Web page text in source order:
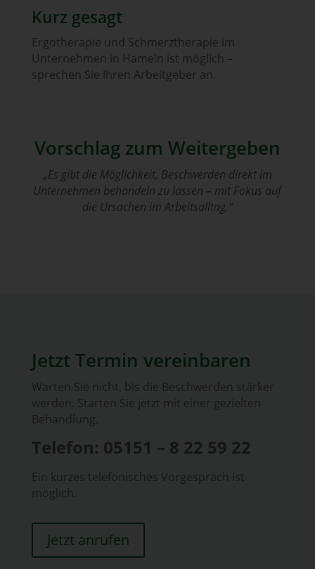
Kurz gesagt
Ergotherapie und Schmerztherapie im
Unternehmen in Hameln ist möglich –
sprechen Sie Ihren Arbeitgeber an.
Vorschlag zum Weitergeben
„Es gibt die Möglichkeit, Beschwerden direkt im
Unternehmen behandeln zu lassen – mit Fokus auf
die Ursachen im Arbeitsalltag.“
Jetzt Termin vereinbaren
Warten Sie nicht, bis die Beschwerden stärker
werden. Starten Sie jetzt mit einer gezielten
Behandlung.
Telefon: 05151 – 8 22 59 22
Ein kurzes telefonisches Vorgespräch ist
möglich.
Jetzt anrufen